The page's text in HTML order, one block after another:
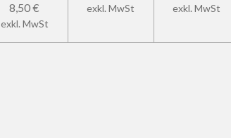
8,50 €
exkl. MwSt
exkl. MwSt exkl. MwSt